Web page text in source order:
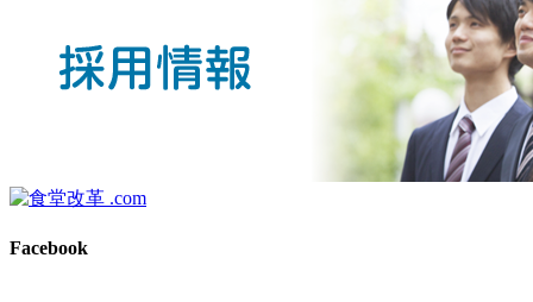
Facebook